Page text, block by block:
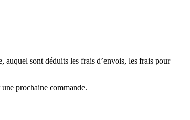
auquel sont déduits les frais d’envois, les frais pour
prochaine commande.